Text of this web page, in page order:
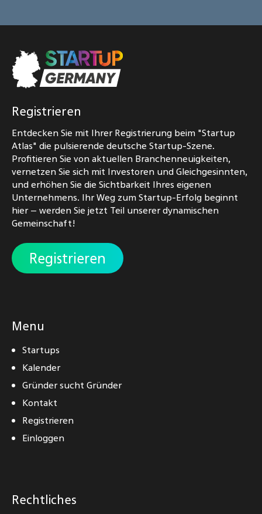
Registrieren
Entdecken Sie mit Ihrer Registrierung beim "Startup
Atlas" die pulsierende deutsche Startup-Szene.
Profitieren Sie von aktuellen Branchenneuigkeiten,
vernetzen Sie sich mit Investoren und Gleichgesinnten,
und erhöhen Sie die Sichtbarkeit Ihres eigenen
Unternehmens. Ihr Weg zum Startup-Erfolg beginnt
hier – werden Sie jetzt Teil unserer dynamischen
Gemeinschaft!
Registrieren
Menu
Startups
Kalender
Gründer sucht Gründer
Kontakt
Registrieren
Einloggen
Rechtliches